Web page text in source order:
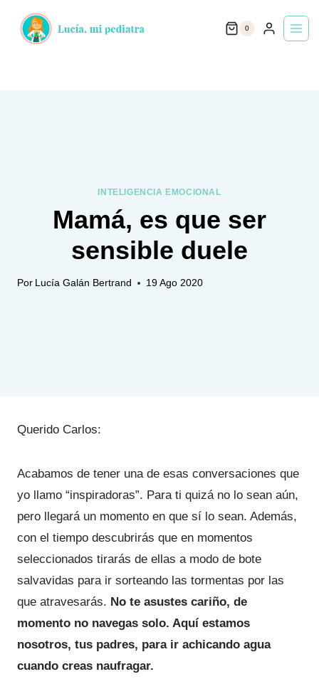
0
INTELIGENCIA EMOCIONAL
Mamá, es que ser
sensible duele
Por Lucía Galán Bertrand 19 Ago 2020
Querido Carlos:
Acabamos de tener una de esas conversaciones que
yo llamo “inspiradoras”. Para ti quizá no lo sean aún,
pero llegará un momento en que sí lo sean. Además,
con el tiempo descubrirás que en momentos
seleccionados tirarás de ellas a modo de bote
salvavidas para ir sorteando las tormentas por las
que atravesarás. No te asustes cariño, de
momento no navegas solo. Aquí estamos
nosotros, tus padres, para ir achicando agua
cuando creas naufragar.